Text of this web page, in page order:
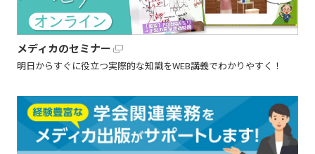
メディカのセミナー
明日からすぐに役立つ実際的な知識をWEB講義でわかりやすく！